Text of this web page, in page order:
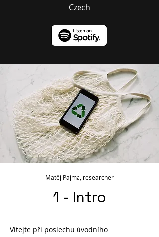
Czech
Matěj Pajma, researcher
1 - Intro
Vítejte při poslechu úvodního